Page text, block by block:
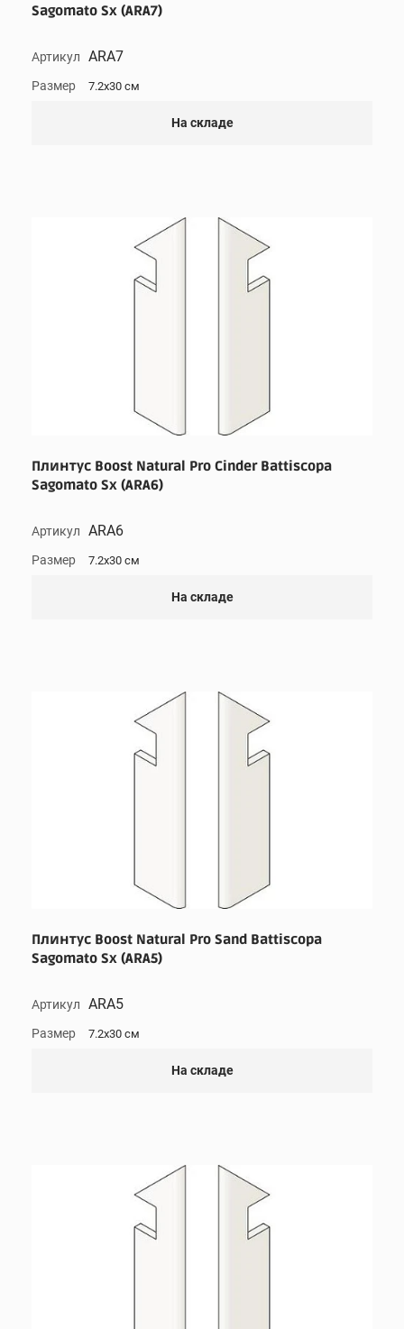
Sagomato Sx (ARA7)
Артикул ARA7
Размер 7.2x30 см
На складе
Плинтус Boost Natural Pro Cinder Battiscopa
Sagomato Sx (ARA6)
Артикул ARA6
Размер 7.2x30 см
На складе
Плинтус Boost Natural Pro Sand Battiscopa
Sagomato Sx (ARA5)
Артикул ARA5
Размер 7.2x30 см
На складе